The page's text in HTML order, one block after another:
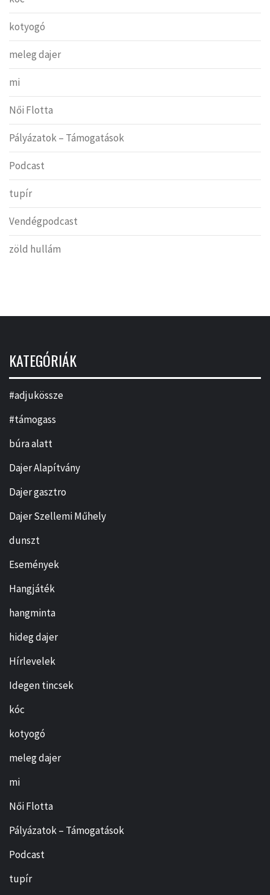
kotyogó
meleg dajer
mi
Női Flotta
Pályázatok – Támogatások
Podcast
tupír
Vendégpodcast
zöld hullám
KATEGÓRIÁK
#adjukössze
#támogass
búra alatt
Dajer Alapítvány
Dajer gasztro
Dajer Szellemi Műhely
dunszt
Események
Hangjáték
hangminta
hideg dajer
Hírlevelek
Idegen tincsek
kóc
kotyogó
meleg dajer
mi
Női Flotta
Pályázatok – Támogatások
Podcast
tupír